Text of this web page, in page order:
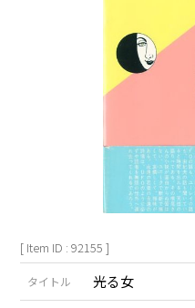
[ Item ID : 92155 ]
タイトル 光る女